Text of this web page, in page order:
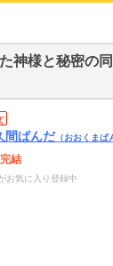
神様と秘密の
間ぱんだ （おおくまぱ
完結
お気に入り登録中